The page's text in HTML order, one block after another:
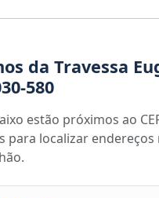
da Travessa
580
estão próximos ao
para localizar endereços